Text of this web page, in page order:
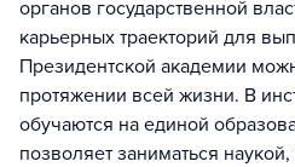
органов государственной
карьерных траекторий для
Президентской академии
протяжении всей жизни. В
обучаются на единой
позволяет заниматься